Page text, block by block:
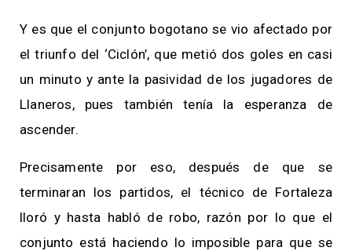
Y es que el conjunto bogotano se vio afectado por
el triunfo del ‘Ciclón’, que metió dos goles en casi
un minuto y ante la pasividad de los jugadores de
Llaneros, pues también tenía la esperanza de
ascender.
Precisamente por eso, después de que se
terminaran los partidos, el técnico de Fortaleza
lloró y hasta habló de robo, razón por lo que el
conjunto está haciendo lo imposible para que se